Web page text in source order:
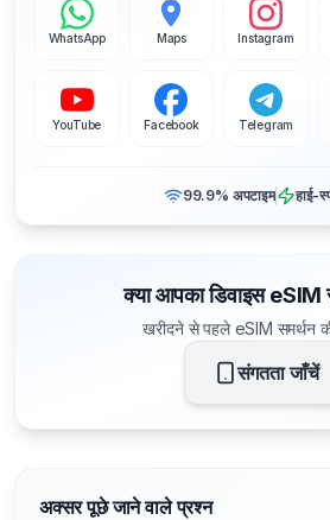
WhatsApp Maps Instagram
YouTube Facebook Telegram
99.9% अपटाइम हाई-
क्या आपका डिवाइस eSIM
खरीदने से पहले eSIM समर्थन
संगतता जाँचें
अक्सर पूछे जाने वाले प्रश्न